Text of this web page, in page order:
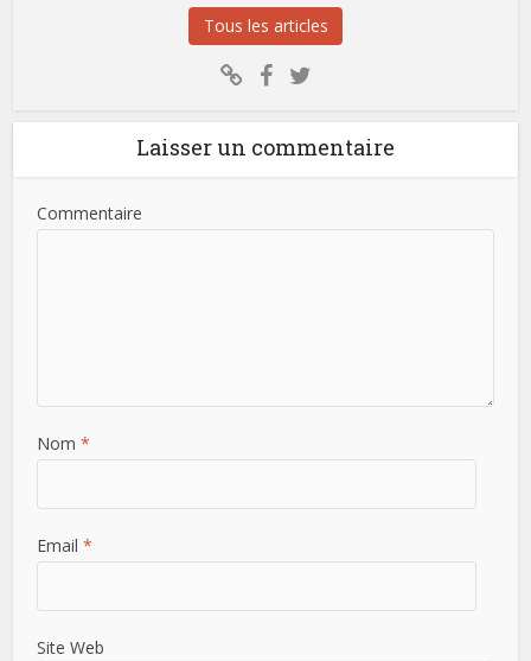
Tous les articles
Laisser un commentaire
Commentaire
Nom *
Email *
Site Web